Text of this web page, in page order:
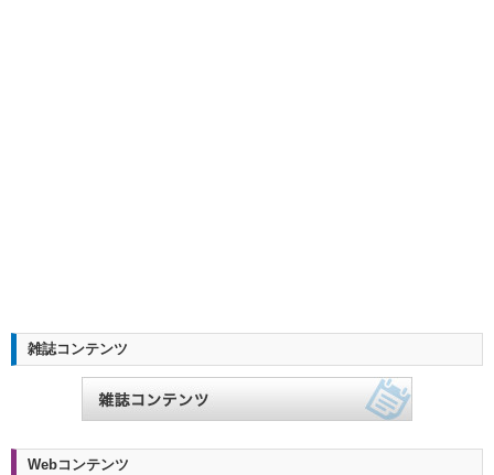
雑誌コンテンツ
Webコンテンツ